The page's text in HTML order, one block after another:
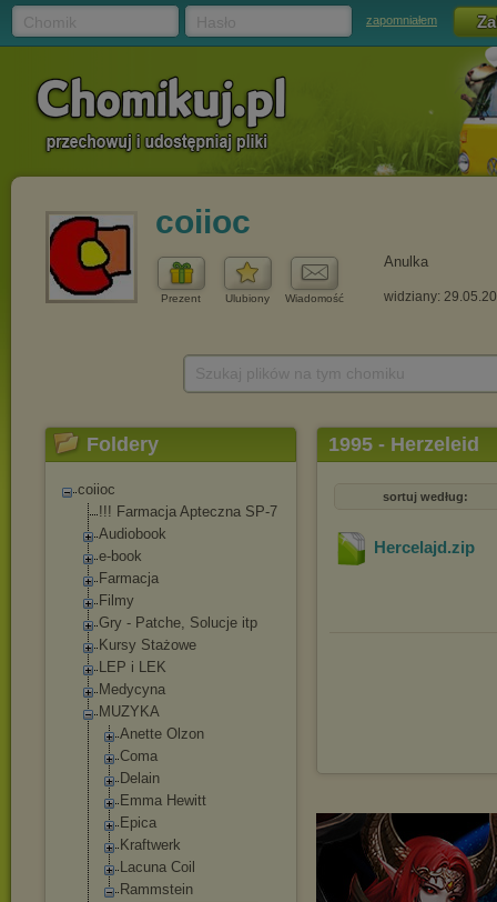
zapomniałem
coiioc
Prezent Ulubiony Wiadomość
Anulka
widziany:
Foldery
coiioc
!!! Farmacja Apteczna SP-7
Audiobook
e-book
Farmacja
Filmy
Gry - Patche, Solucje itp
Kursy Stażowe
LEP i LEK
Medycyna
MUZYKA
Anette Olzon
Coma
Delain
Emma Hewitt
Epica
Kraftwerk
Lacuna Coil
Rammstein
1995 - Herzeleid
sortuj według:
Hercelajd .zip